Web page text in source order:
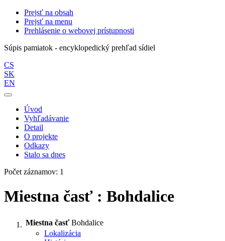
Prejsť na obsah
Prejsť na menu
Prehlásenie o webovej prístupnosti
Súpis pamiatok - encyklopedický prehľad sídiel
CS
SK
EN
Úvod
Vyhľadávanie
Detail
O projekte
Odkazy
Stalo sa dnes
Počet záznamov: 1
Miestna časť : Bohdalice
Miestna časť Bohdalice
Lokalizácia